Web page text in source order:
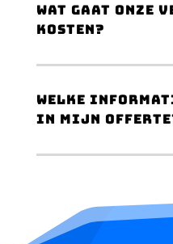
wat gaat onze
kosten?
welke
in mijn